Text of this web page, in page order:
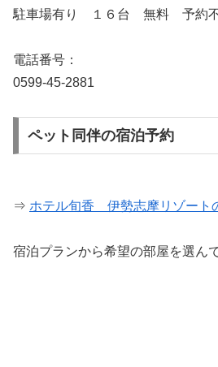
駐車場有り １６台 無料 予約
電話番号：
0599-45-2881
ペット同伴の宿泊予約
⇒ ホテル旬香 伊勢志摩リゾート
宿泊プランから希望の部屋を選ん